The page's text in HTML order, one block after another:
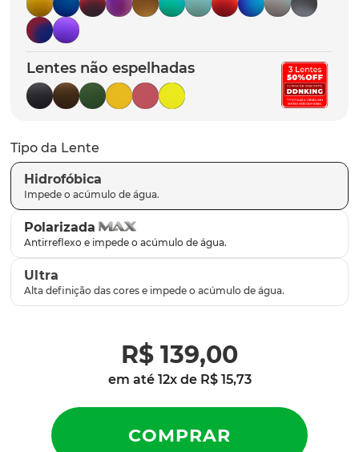
Lentes não espelhadas
Tipo da Lente
Hidrofóbica
Polarizada
Ultra
R$ 139,00
em até 12x de R$ 15,73
6º t-shock
7º gasket
8º parafusos
9º latch